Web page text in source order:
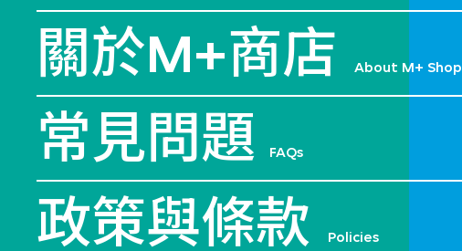
關於M+商店 About M+ Shop
常見問題 FAQs
政策與條款 Policies